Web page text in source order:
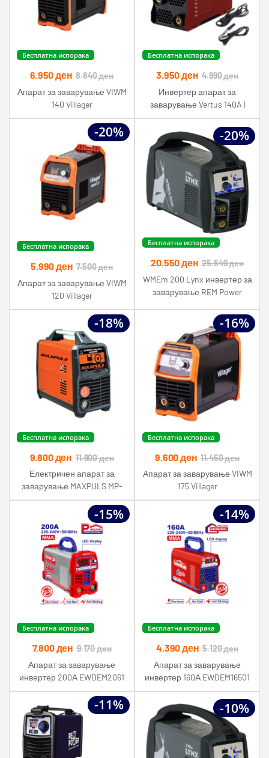
Бесплатна испорака
6.950ден 8.840ден
Апарат за заварување VIWM
140 Villager
Бесплатна испорака
3.950ден 4.990ден
Инвертер апарат за
заварување Vertus 140A |
IGBT технологија |
Дигитален дисплеј | 220V
-20%
Бесплатна испорака
5.990ден 7.500ден
Апарат за заварување VIWM
120 Villager
-20%
Бесплатна испорака
20.550ден 25.649ден
WMEm 200 Lynx инвертер за
заварување REM Power
-18%
Бесплатна испорака
9.800 ден 11.900ден
Електричен апарат за
заварување MAXPULS MP-
IWM18 180A
-16%
Бесплатна испорака
9.600 ден 11.450ден
Апарат за заварување VIWM
175 Villager
-15%
Бесплатна испорака
7.800ден 9.170ден
Апарат за заварување
инвертер 200А EWDEM2061
Emtop
-14%
Бесплатна испорака
4.390ден 5.120ден
Апарат за заварување
инвертер 160А EWDEM16501
Emtop
-11% -10%